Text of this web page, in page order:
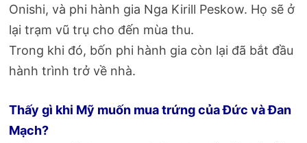
Onishi, và phi hành gia Nga Kirill Peskow. Họ sẽ ở
lại trạm vũ trụ cho đến mùa thu.
Trong khi đó, bốn phi hành gia còn lại đã bắt đầu
hành trình trở về nhà.
Thấy gì khi Mỹ muốn mua trứng của Đức và Đan
Mạch?